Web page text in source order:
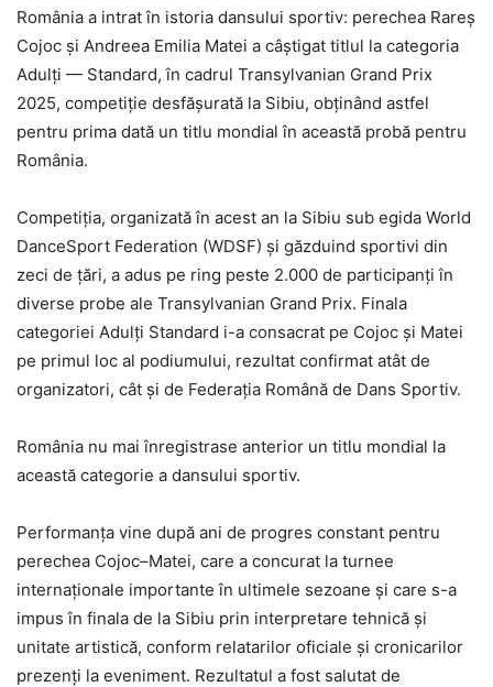
România a intrat în istoria dansului sportiv: perechea Rareș
Cojoc și Andreea Emilia Matei a câștigat titlul la categoria
Adulți — Standard, în cadrul Transylvanian Grand Prix
2025, competiție desfășurată la Sibiu, obținând astfel
pentru prima dată un titlu mondial în această probă pentru
România.
Competiția, organizată în acest an la Sibiu sub egida World
DanceSport Federation (WDSF) și găzduind sportivi din
zeci de țări, a adus pe ring peste 2.000 de participanți în
diverse probe ale Transylvanian Grand Prix. Finala
categoriei Adulți Standard i-a consacrat pe Cojoc și Matei
pe primul loc al podiumului, rezultat confirmat atât de
organizatori, cât și de Federația Română de Dans Sportiv.
România nu mai înregistrase anterior un titlu mondial la
această categorie a dansului sportiv.
Performanța vine după ani de progres constant pentru
perechea Cojoc–Matei, care a concurat la turnee
internaționale importante în ultimele sezoane și care s-a
impus în finala de la Sibiu prin interpretare tehnică și
unitate artistică, conform relatarilor oficiale și cronicarilor
prezenți la eveniment. Rezultatul a fost salutat de